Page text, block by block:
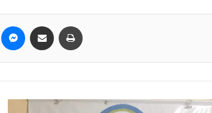
LinkedIn MessengerCompartir por correo electrónico